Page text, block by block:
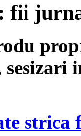
fii
sesizari
strica